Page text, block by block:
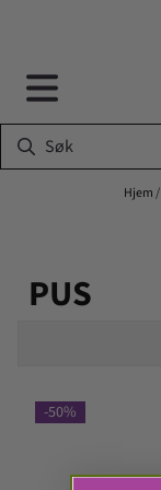
Hjem/
PUS
-50%